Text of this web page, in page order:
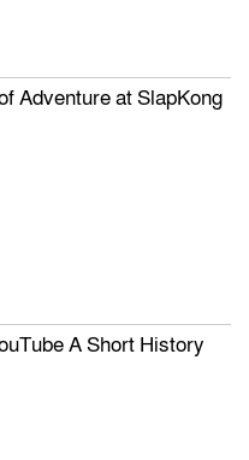
Adventure at SlapKong
A Short History